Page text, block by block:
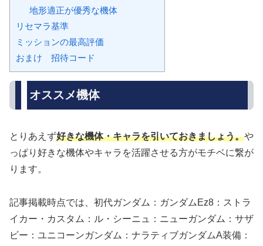
地形適正が優秀な機体
リセマラ基準
ミッションの最高評価
おまけ 招待コード
オススメ機体
とりあえず好きな機体・キャラを引いておきましょう。や
っぱり好きな機体やキャラを活躍させる方がモチベに繋が
ります。
記事掲載時点では、初代ガンダム：ガンダムEz8：ストラ
イカー・カスタム：ル・シーニュ：ニューガンダム：サザ
ビー：ユニコーンガンダム：ナラティブガンダムA装備：